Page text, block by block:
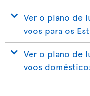
Ver o plano de
voos para os
Ver o plano de
voos